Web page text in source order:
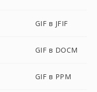
GIF в JFIF
GIF в DOCM
GIF в PPM